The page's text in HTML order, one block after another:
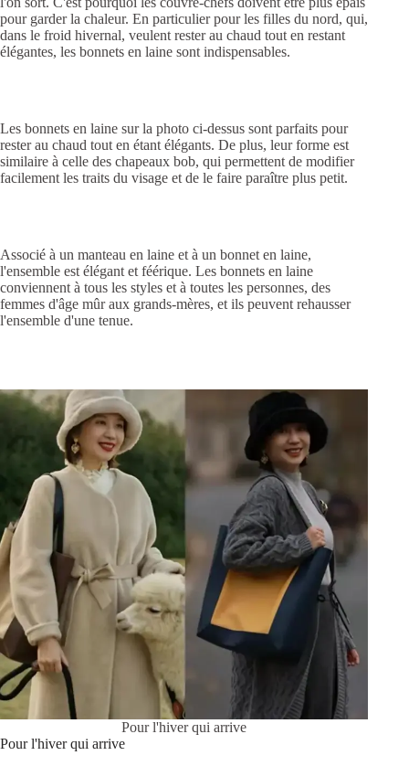
pour garder la chaleur. En particulier pour les filles du nord, qui,
dans le froid hivernal, veulent rester au chaud tout en restant
élégantes, les bonnets en laine sont indispensables.
Les bonnets en laine sur la photo ci-dessus sont parfaits pour
rester au chaud tout en étant élégants. De plus, leur forme est
similaire à celle des chapeaux bob, qui permettent de modifier
facilement les traits du visage et de le faire paraître plus petit.
Associé à un manteau en laine et à un bonnet en laine,
l'ensemble est élégant et féérique. Les bonnets en laine
conviennent à tous les styles et à toutes les personnes, des
femmes d'âge mûr aux grands-mères, et ils peuvent rehausser
l'ensemble d'une tenue.
Pour l'hiver qui arrive
Pour l'hiver qui arrive